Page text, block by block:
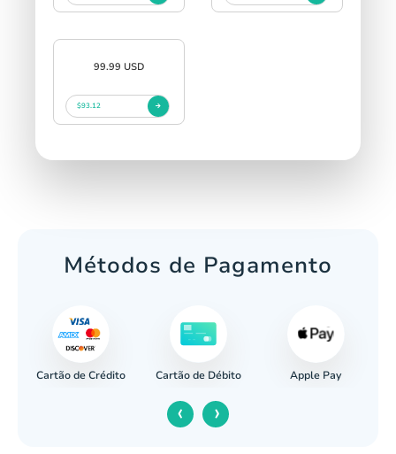
99.99 USD
$93.12
Métodos de Pagamento
Cartão de Crédito Cartão de Débito Apple Pay
‹ ›